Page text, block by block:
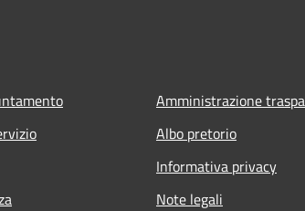
Amministrazione
Albo pretorio
Informativa privacy
Note legali